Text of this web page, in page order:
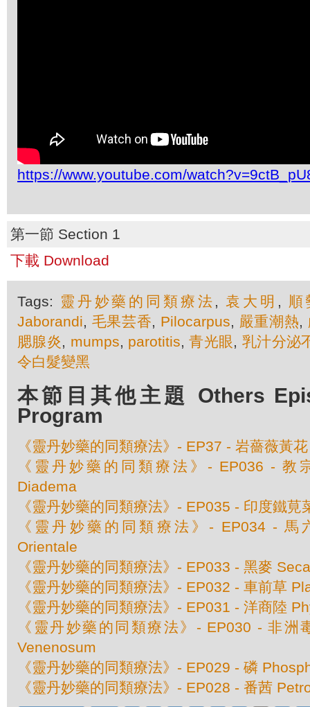
https://www.youtube.com/
第一節 Section 1
下載 Download
Tags: 靈丹妙藥的同類療法 ,袁大明 , 順
Jaborandi, 毛果芸香, Pilocarpus, 嚴重潮熱,
腮腺炎, mumps, parotitis,青光眼, 乳汁分泌
令白髮變黑
本節目其他主題 Others
Program
《靈丹妙藥的同類療法》- EP37 - 岩薔薇黃
《靈丹妙藥的同類療法》- EP036 - 教
Diadema
《靈丹妙藥的同類療法》- EP035 - 印度鐵
《靈丹妙藥的同類療法》- EP034 - 馬
Orientale
《靈丹妙藥的同類療法》- EP033 - 黑麥
《靈丹妙藥的同類療法》- EP032 - 車前草
《靈丹妙藥的同類療法》- EP031 - 洋商陸
《靈丹妙藥的同類療法》- EP030 - 非洲
Venenosum
《靈丹妙藥的同類療法》- EP029 - 磷
《靈丹妙藥的同類療法》- EP028 - 番茜